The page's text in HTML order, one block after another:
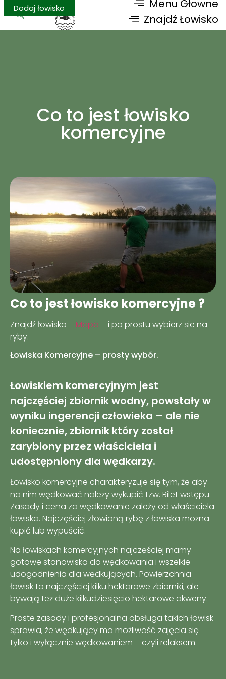
Znajdź Łowisko
Dodaj łowisko Menu Głowne
Co to jest łowisko
komercyjne
Co to jest łowisko komercyjne ?
Znajdź łowisko – Mapa – i po prostu wybierz sie na
ryby.
Łowiska Komercyjne – prosty wybór.
Łowiskiem komercyjnym jest
najczęściej zbiornik wodny, powstały w
wyniku ingerencji człowieka – ale nie
koniecznie, zbiornik który został
zarybiony przez właściciela i
udostępniony dla wędkarzy.
Łowisko komercyjne charakteryzuje się tym, że aby
na nim wędkować należy wykupić tzw. Bilet wstępu.
Zasady i cena za wędkowanie zależy od właściciela
łowiska. Najczęściej złowioną rybę z łowiska można
kupić lub wypuścić.
Na łowiskach komercyjnych najczęściej mamy
gotowe stanowiska do wędkowania i wszelkie
udogodnienia dla wędkujących. Powierzchnia
łowisk to najczęściej kilku hektarowe zbiorniki, ale
bywają też duże kilkudziesięcio hektarowe akweny.
Proste zasady i profesjonalna obsługa takich łowisk
sprawia, że wędkujący ma możliwość zajęcia się
tylko i wyłącznie wędkowaniem – czyli relaksem.